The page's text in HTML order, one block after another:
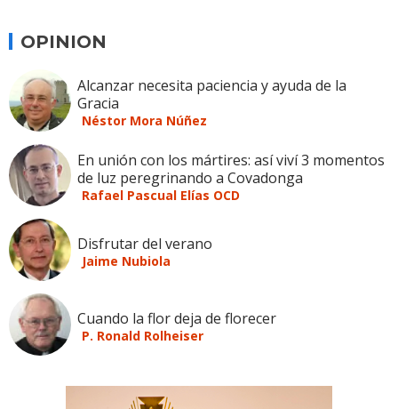
OPINION
Alcanzar necesita paciencia y ayuda de la
Gracia
Néstor Mora Núñez
En unión con los mártires: así viví 3 momentos
de luz peregrinando a Covadonga
Rafael Pascual Elías OCD
Disfrutar del verano
Jaime Nubiola
Cuando la flor deja de florecer
P. Ronald Rolheiser